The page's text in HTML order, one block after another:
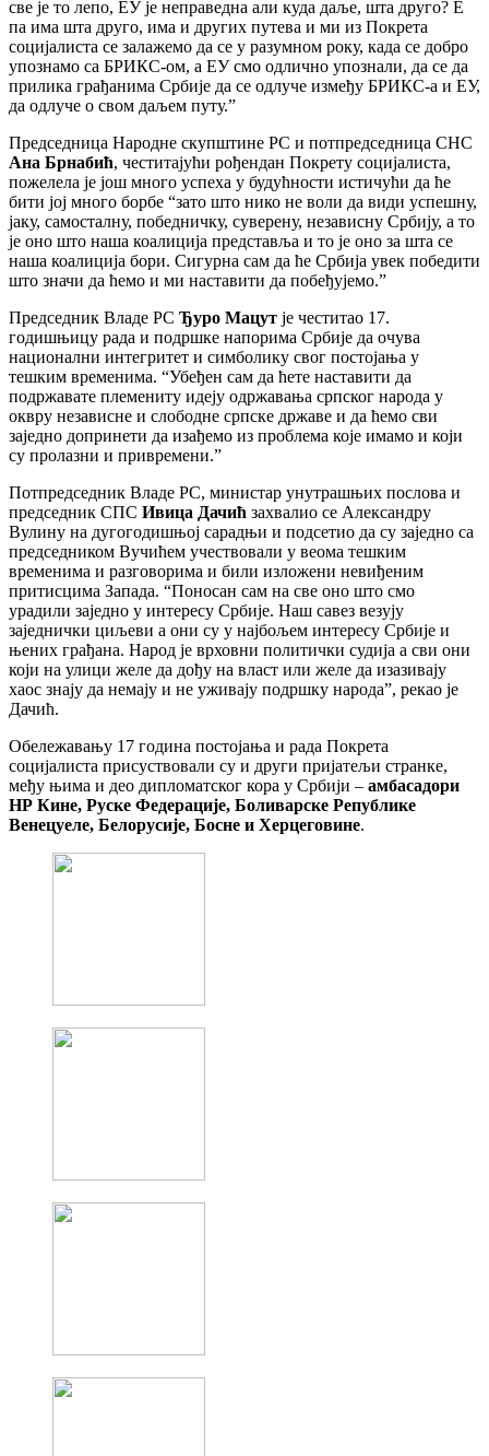
све је то лепо, ЕУ је неправедна али куда даље, шта друго? Е
па има шта друго, има и других путева и ми из Покрета
социјалиста се залажемо да се у разумном року, када се добро
упознамо са БРИКС-ом, а ЕУ смо одлично упознали, да се да
прилика грађанима Србије да се одлуче између БРИКС-а и ЕУ,
да одлуче о свом даљем путу.”
Председница Народне скупштине РС и потпредседница СНС
Ана Брнабић, честитајући рођендан Покрету социјалиста,
пожелела је још много успеха у будућности истичући да ће
бити јој много борбе “зато што нико не воли да види успешну,
јаку, самосталну, победничку, суверену, независну Србију, а то
је оно што наша коалиција представља и то је оно за шта се
наша коалиција бори. Сигурна сам да ће Србија увек победити
што значи да ћемо и ми наставити да побеђујемо.”
Председник Владе РС Ђуро Мацут је честитао 17.
годишњицу рада и подршке напорима Србије да очува
национални интегритет и симболику свог постојања у
тешким временима. “Убеђен сам да ћете наставити да
подржавате племениту идеју одржавања српског народа у
оквру независне и слободне српске државе и да ћемо сви
заједно допринети да изађемо из проблема које имамо и који
су пролазни и привремени.”
Потпредседник Владе РС, министар унутрашњих послова и
председник СПС Ивица Дачић захвалио се Александру
Вулину на дугогодишњој сарадњи и подсетио да су заједно са
председником Вучићем учествовали у веома тешким
временима и разговорима и били изложени невиђеним
притисцима Запада. “Поносан сам на све оно што смо
урадили заједно у интересу Србије. Наш савез везују
заједнички циљеви а они су у најбољем интересу Србије и
њених грађана. Народ је врховни политички судија а сви они
који на улици желе да дођу на власт или желе да изазивају
хаос знају да немају и не уживају подршку народа”, рекао је
Дачић.
Обележавању 17 година постојања и рада Покрета
социјалиста присуствовали су и други пријатељи странке,
међу њима и део дипломатског кора у Србији – амбасадори
НР Кине, Руске Федерације, Боливарске Републике
Венецуеле, Белорусије, Босне и Херцеговине.